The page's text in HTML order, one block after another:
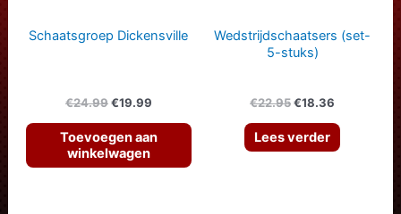
Schaatsgroep Dickensville
€24.99Oorspronkelijke
was:
€24.99.
€19.99Huidige
is:
Toevoegen aan
winkelwagen
Wedstrijdschaatsers (set-
5-stuks)
€22.95Oorspronkelijke
was:
€22.95.
€18.36
is:
€18.36.
Lees verder